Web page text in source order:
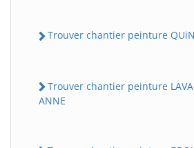
Trouver chantier peinture
Trouver chantier peinture
ANNE